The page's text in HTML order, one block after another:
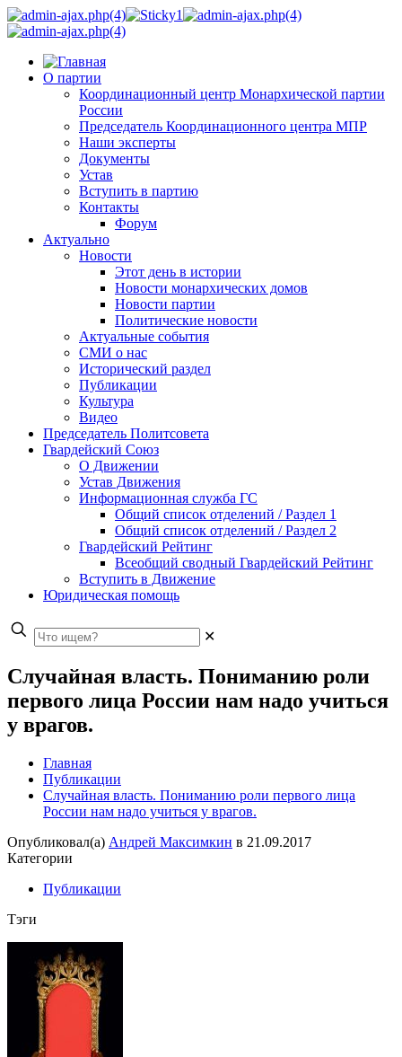
О партии
Координационный центр Монархической партии
России
Председатель Координационного центра МПР
Наши эксперты
Документы
Устав
Вступить в партию
Контакты
Форум
Актуально
Новости
Этот день в истории
Новости монархических домов
Новости партии
Политические новости
Актуальные события
СМИ о нас
Исторический раздел
Публикации
Культура
Видео
Председатель Политсовета
Гвардейский Союз
О Движении
Устав Движения
Информационная служба ГС
Общий список отделений / Раздел 1
Общий список отделений / Раздел 2
Гвардейский Рейтинг
Всеобщий сводный Гвардейский Рейтинг
Вступить в Движение
Юридическая помощь
✕
Случайная власть. Пониманию роли
первого лица России нам надо учиться
у врагов.
Главная
Публикации
Случайная власть. Пониманию роли первого лица
России нам надо учиться у врагов.
Опубликовал(а) Андрей Максимкин в 21.09.2017
Категории
Публикации
Тэги